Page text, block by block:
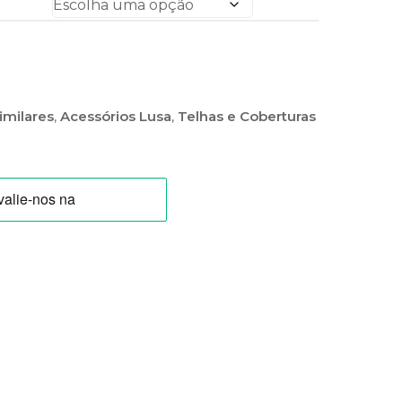
,Acessórios Lusa, Telhas e Coberturas